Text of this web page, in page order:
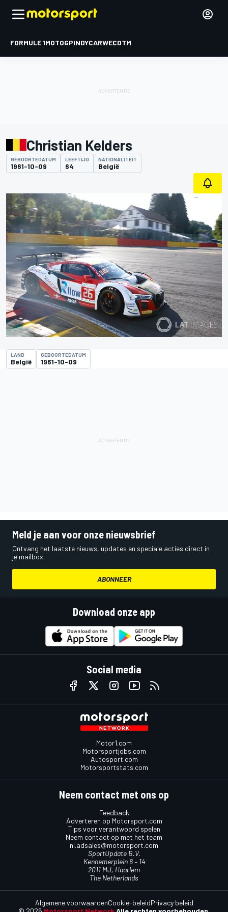
FORMULE 1MOTOGPINDYCARWECDTM
Christian Kelders
GEBOORTEDATUM
1961-10-09
LEEFTIJD
64
NATIONALITEIT
België
LAND
België
GEBOORTEDATUM
1961-10-09
Meld je aan voor onze nieuwsbrief
Ontvang het laatste nieuws, updates en speciale acties direct in
je mailbox.
ABONNEER
Download onze app
Social media
Motor1.com
Motorsportjobs.com
Autosport.com
Motorsportstats.com
Neem contact met ons op
Feedback
Adverteren op Motorsport.com
Tips voor verantwoord spelen
Neem contact op met het team
nl.adsales@motorsport.com
SportUpdate B.V.
Kennemerplein 6 – 14
2011 MJ, Haarlem
The Netherlands
Algemene voorwaardenCookie-beleidPrivacy beleid